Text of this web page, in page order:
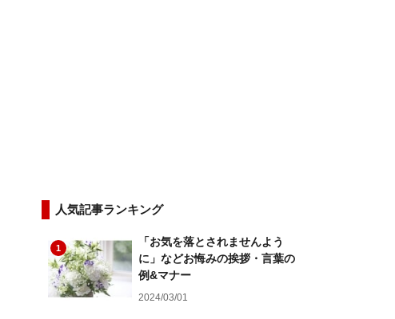
人気記事ランキング
1
「お気を落とされませんよう
に」などお悔みの挨拶・言葉の
例&マナー
2024/03/01